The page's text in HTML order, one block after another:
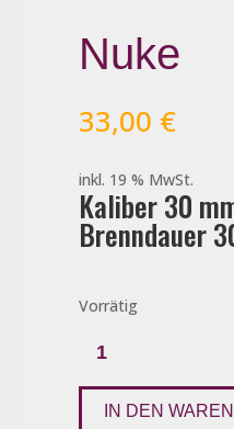
Nuke
33,00 €
inkl. 19 % MwSt.
Kaliber 30
Brenndauer
Vorrätig
Menge
IN DEN